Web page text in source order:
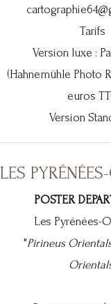
Tarifs
Version luxe :
(Hahnemühle Photo
euros
Version
LES
POSTER
Les Pyrénées-
"Pirineus